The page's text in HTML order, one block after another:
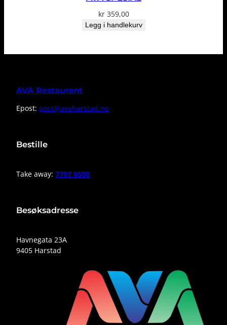
kr359,00
Legg i handlekurv
AVA Restaurant
Epost: post@avaharstad.no
Bestille
Take away: 7707 0500
Besøksadresse
Havnegata 23A
9405 Harstad